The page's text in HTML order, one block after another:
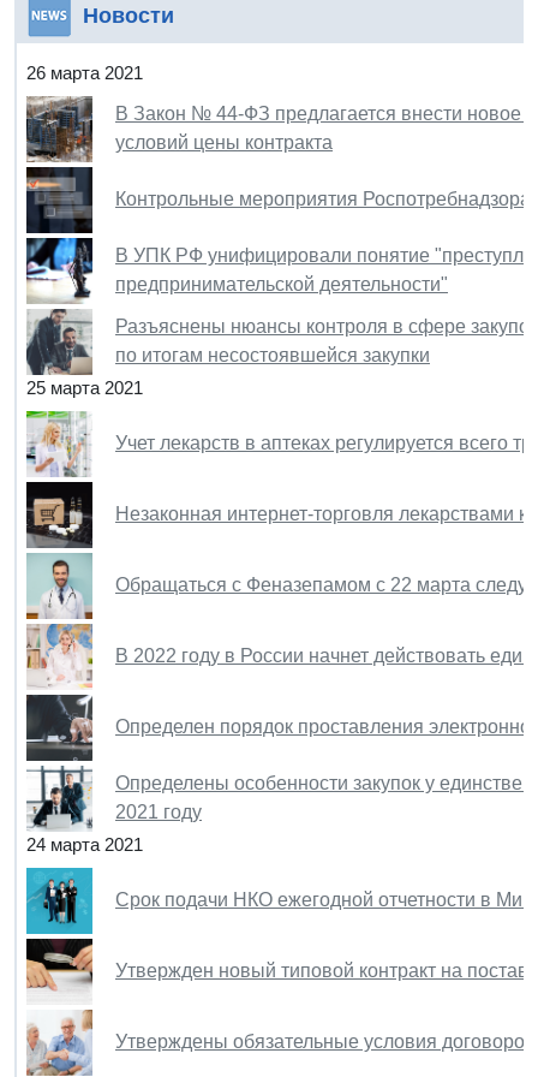
Новости
26 марта 2021
В Закон № 44-ФЗ предлагается внести новое
условий цены контракта
Контрольные мероприятия
В УПК РФ унифицировали понятие
предпринимательской деятельности"
Разъяснены нюансы контроля в сфере
по итогам несостоявшейся закупки
25 марта 2021
Учет лекарств в аптеках регулируется всего
Незаконная интернет-торговля лекарствами
Обращаться с Феназепамом с 22 марта
В 2022 году в России начнет действовать
Определен порядок проставления
Определены особенности закупок у
2021 году
24 марта 2021
Срок подачи НКО ежегодной отчетности в
Утвержден новый типовой контракт на
Утверждены обязательные условия